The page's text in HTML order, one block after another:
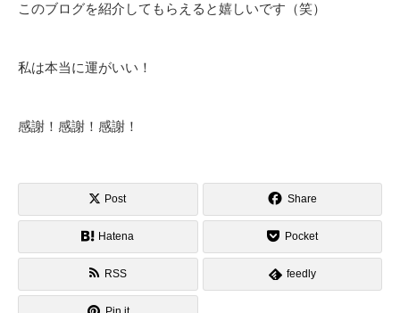
このブログを紹介してもらえると嬉しいです（笑）
私は本当に運がいい！
感謝！感謝！感謝！
Post Share
Hatena Pocket
RSS feedly